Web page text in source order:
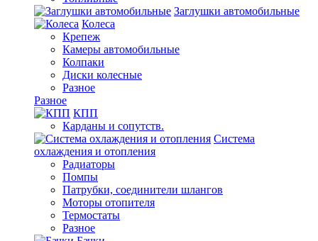
Заглушки автомобильные
Колеса
Крепеж
Камеры автомобильные
Колпаки
Диски колесные
Разное
Разное
КПП
Карданы и сопутств.
Система
охлаждения и отопления
Радиаторы
Помпы
Патрубки, соединители шлангов
Моторы отопителя
Термостаты
Разное